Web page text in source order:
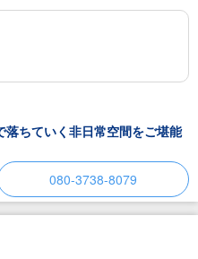
ちていく非日常空間をご堪能
080-3738-8079